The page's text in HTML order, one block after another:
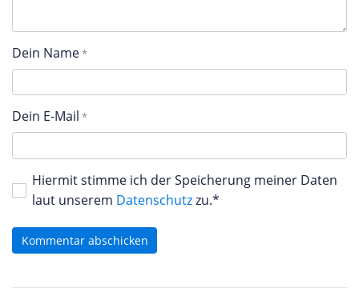
Dein Name
Dein E-Mail
Hiermit stimme ich der Speicherung meiner Daten
laut unserem Datenschutzzu.*
Kommentar abschicken